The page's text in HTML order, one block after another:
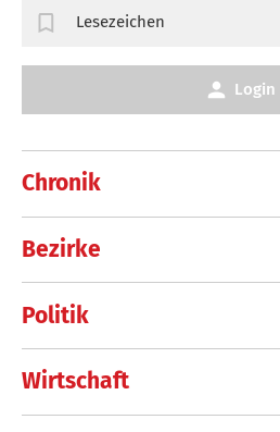
Chronik
Bezirke
Politik
Wirtschaft
Lesezeichen
Login